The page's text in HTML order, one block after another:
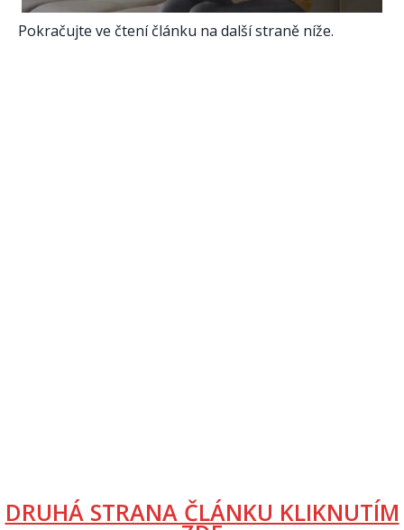
Pokračujte ve čtení článku na další straně níže.
DRUHÁ STRANA ČLÁNKU KLIKNUTÍM